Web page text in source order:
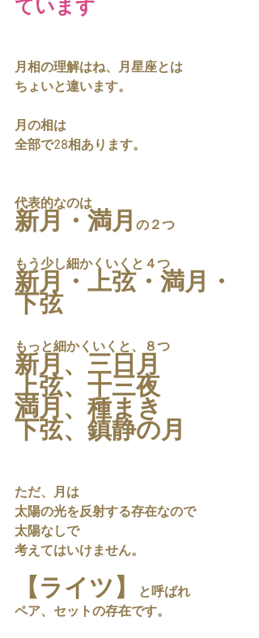
ています
月相の理解はね、月星座とは
ちょいと違います。
月の相は
全部で28相あります。
代表的なのは
新月・満月 の２つ
もう少し細かくいくと４つ
新月・上弦・満月・
下弦
もっと細かくいくと、８つ
新月、三日月
上弦、十三夜
満月、種まき
下弦、鎮静の月
ただ、月は
太陽の光を反射する存在なので
太陽なしで
考えてはいけません。
【ライツ】
と呼ばれ
ペア、セットの存在です。